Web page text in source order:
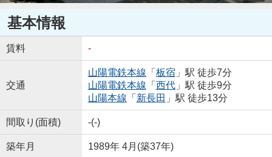
基本情報
賃料 -
交通
山陽電鉄本線 「 板宿 」駅 徒歩7分
山陽電鉄本線 「 西代」駅 徒歩9分
山陽本線 「 新長田 」駅 徒歩13分
間取り(面積) -(-)
築年月 1989年 4月(築37年)